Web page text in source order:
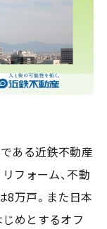
ある近鉄不動産
フォーム、不動
8万戸。また日本
じめとするオフ